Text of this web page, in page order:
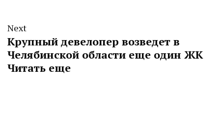
Next
Крупный девелопер возведет в
Челябинской области еще один ЖК
Читать еще